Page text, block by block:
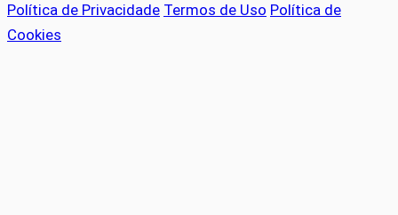
Política de Privacidade Termos de Uso Política de
Cookies